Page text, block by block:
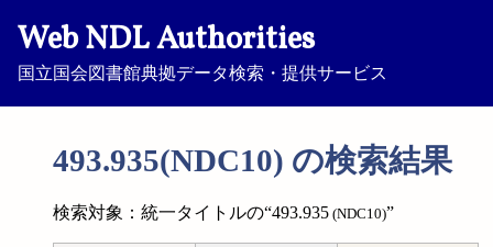
Web NDL Authorities
国立国会図書館典拠データ検索・提供サービス
493.935(NDC10) の検索結果
検索対象：統一タイトルの“493.935 (NDC10)”